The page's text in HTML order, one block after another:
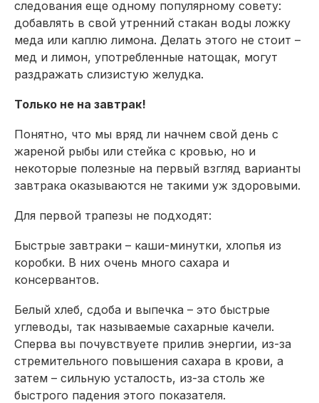
следования еще одному популярному совету:
добавлять в свой утренний стакан воды ложку
меда или каплю лимона. Делать этого не стоит –
мед и лимон, употребленные натощак, могут
раздражать слизистую желудка.
Только не на завтрак!
Понятно, что мы вряд ли начнем свой день с
жареной рыбы или стейка с кровью, но и
некоторые полезные на первый взгляд варианты
завтрака оказываются не такими уж здоровыми.
Для первой трапезы не подходят:
Быстрые завтраки – каши-минутки, хлопья из
коробки. В них очень много сахара и
консервантов.
Белый хлеб, сдоба и выпечка – это быстрые
углеводы, так называемые сахарные качели.
Сперва вы почувствуете прилив энергии, из-за
стремительного повышения сахара в крови, а
затем – сильную усталость, из-за столь же
быстрого падения этого показателя.